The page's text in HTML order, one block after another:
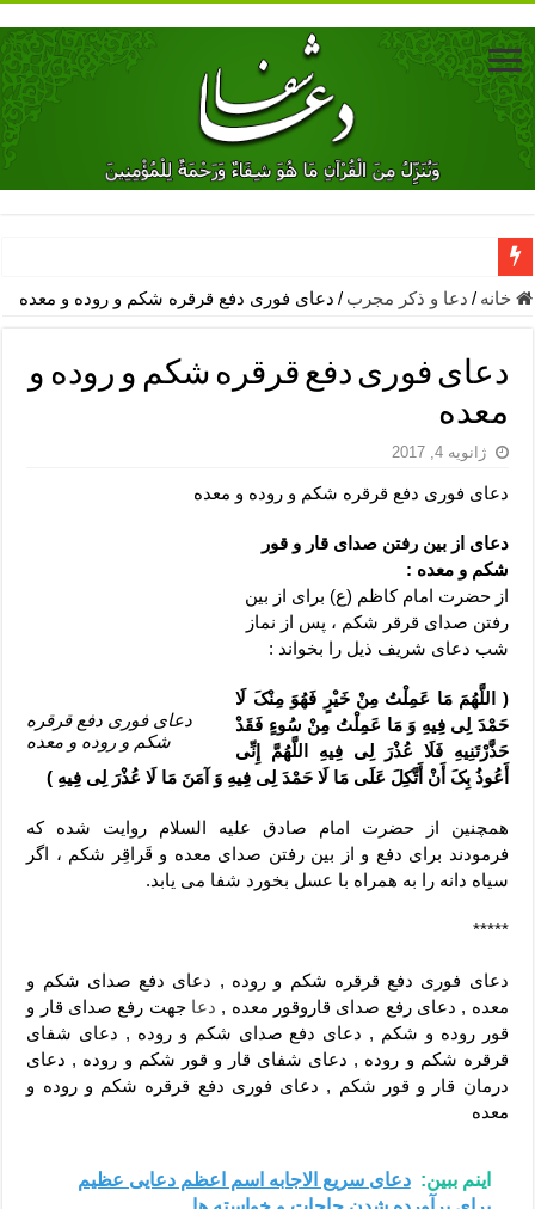
دعای جلب محبت فوری معشوق – دعای جلب محبت شوهر
معجزات دعای یا من اظهر الجمیل – دعای یا من اظهر الجمیل برای
مهم ترین اذکار الهی و فضیلت آن ها – ذکر مخصوص مستجاب الدعوه
دعا برای ترس بچه ها در خواب – دعای ترس و بی خوابی کودکان
نماز حاجت برای کار گشایی- دعای رفع مشکلات و طلب حاجت
دعای رفع فقر و طلب رزق و روزی – آیه‌ جلب ثروت و برکت مال
لا حول ولا قوة الا بالله برای چشم زخم – دعای چشم زخم ماشاالله
دعای قوی رفع ترس – دعای مجرب برای آرامش قلب و رفع اضطراب
دعا برای پولدار شدن در یک روز – دعای ثروت حضرت سلیمان
خانه / دعا و ذکر مجرب / دعای فوری دفع قرقره شکم و روده و معده
دعای فوری دفع قرقره شکم و روده و
معده
ژانویه 4, 2017
دعای فوری دفع قرقره شکم و روده و معده
دعای فوری دفع قرقره
شکم و روده و معده
دعای از بین رفتن صدای قار و قور
شکم و معده :
از حضرت امام کاظم (ع) برای از بین
رفتن صدای قرقر شکم ، پس از نماز
شب دعای شریف ذیل را بخواند :
( اللَّهُمَ‏ مَا عَمِلْتُ‏ مِنْ‏ خَیْرٍ فَهُوَ مِنْکَ‏ لَا
حَمْدَ لِی فِیهِ وَ مَا عَمِلْتُ مِنْ سُوءٍ فَقَدْ
حَذَّرْتَنِیهِ فَلَا عُذْرَ لِی فِیهِ اللَّهُمَّ إِنِّی
أَعُوذُ بِکَ أَنْ أَتَّکِلَ عَلَى مَا لَا حَمْدَ لِی فِیهِ وَ آمَنَ مَا لَا عُذْرَ لِی فِیهِ )
همچنین از حضرت امام صادق علیه السلام روایت شده که
فرمودند براى دفع و از بین رفتن صدای معده و قَراقِر شکم ، اگر
سیاه دانه را به همراه با عسل بخورد شفا می یابد.
*****
دعای فوری دفع قرقره شکم و روده , دعای دفع صدای شکم و
معده , دعای رفع صدای قاروقور معده , دعا جهت رفع صدای قار و
قور روده و شکم , دعای دفع صدای شکم و روده , دعای شفای
قرقره شکم و روده , دعای شفای قار و قور شکم و روده , دعای
درمان قار و قور شکم , دعای فوری دفع قرقره شکم و روده و
معده
اینم ببین: دعای سریع الاجابه اسم اعظم دعایی عظیم